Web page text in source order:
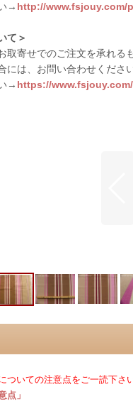
→ http://www.fsjouy.com/
て＞
寄せでのご注文を承れる
は、お問い合わせください
→ https://
ついての注意点をご一読下さ
点」